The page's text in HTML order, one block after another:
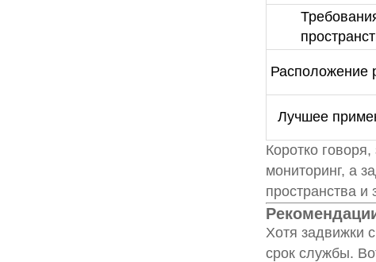
Расположение
Лучшее
Коротко
мониторинг, а
пространства и
Хотя задвижки
срок службы.